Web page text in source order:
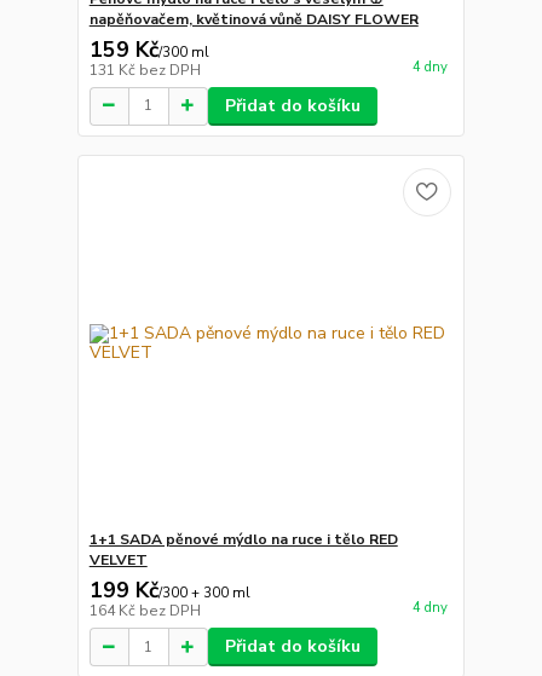
napěňovačem, květinová vůně DAISY FLOWER
159 Kč/300 ml
131 Kč bez DPH 4 dny
Přidat do košíku
1+1 SADA pěnové mýdlo na ruce i tělo RED
VELVET
199 Kč/300 + 300 ml
164 Kč bez DPH 4 dny
Přidat do košíku